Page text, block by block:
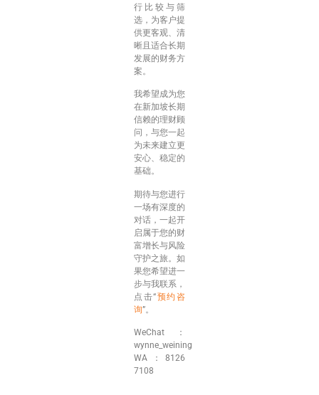
行比较与筛
选，为客户提
供更客观、清
晰且适合长期
发展的财务方
案。
我希望成为您
在新加坡长期
信赖的理财顾
问，与您一起
为未来建立更
安心、稳定的
基础。
期待与您进行
一场有深度的
对话，一起开
启属于您的财
富增长与风险
守护之旅。如
果您希望进一
步与我联系，
点击“预约咨
询”。
WeChat：
wynne_weining
WA：8126
7108